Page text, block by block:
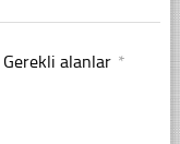
Gerekli alanlar *